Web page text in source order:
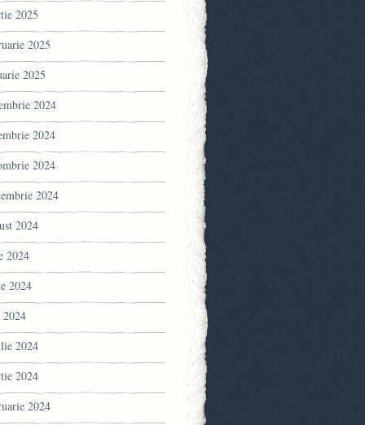
2025
2025
2025
2024
2024
2024
2024
2024
2024
2024
2024
2024
2024